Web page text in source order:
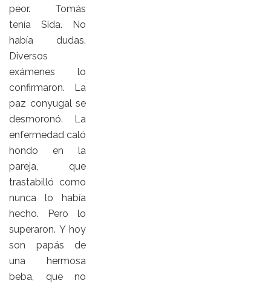
peor. Tomás
tenía Sida. No
había dudas.
Diversos
exámenes lo
confirmaron. La
paz conyugal se
desmoronó. La
enfermedad caló
hondo en la
pareja, que
trastabilló como
nunca lo había
hecho. Pero lo
superaron. Y hoy
son papás de
una hermosa
beba, que no